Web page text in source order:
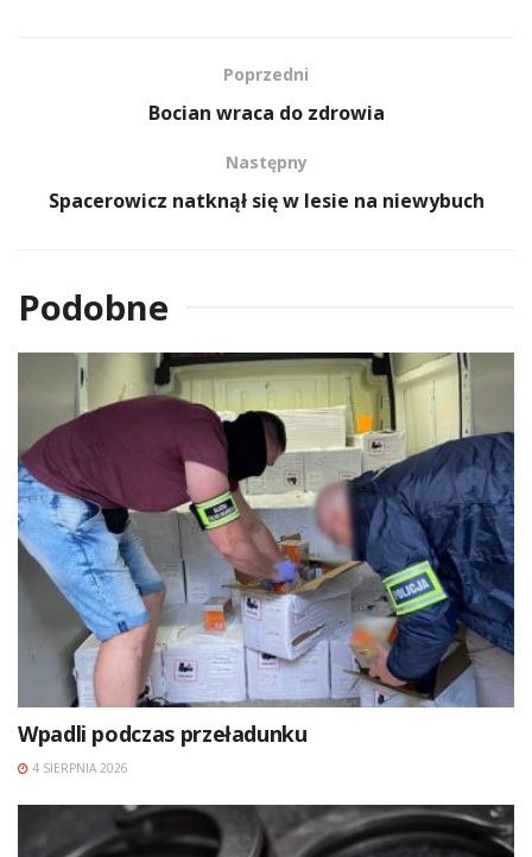
Poprzedni
Bocian wraca do zdrowia
Następny
Spacerowicz natknął się w lesie na niewybuch
Podobne
Wpadli podczas przeładunku
4 SIERPNIA 2026